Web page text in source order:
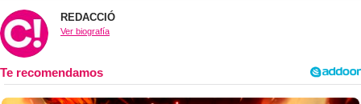
REDACCIÓ
Ver biografía